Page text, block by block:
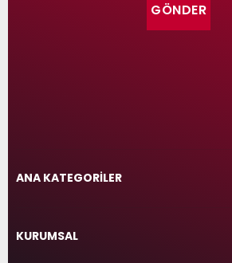
GÖNDER
ANA KATEGORİLER
KURUMSAL